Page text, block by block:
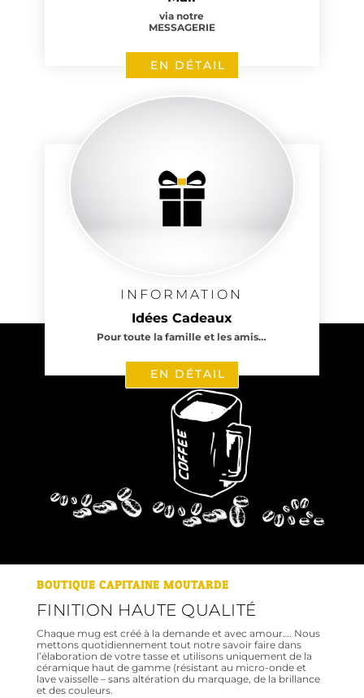
via notre
MESSAGERIE
EN DÉTAIL
INFORMATION
Idées Cadeaux
Pour toute la famille et les amis…
EN DÉTAIL
BOUTIQUE CAPITAINE MOUTARDE
FINITION HAUTE QUALITÉ
Chaque mug est créé à la demande et avec amour…. Nous
mettons quotidiennement tout notre savoir faire dans
l’élaboration de votre tasse et utilisons uniquement de la
céramique haut de gamme (résistant au micro-onde et
lave vaisselle – sans altération du marquage, de la brillance
et des couleurs.